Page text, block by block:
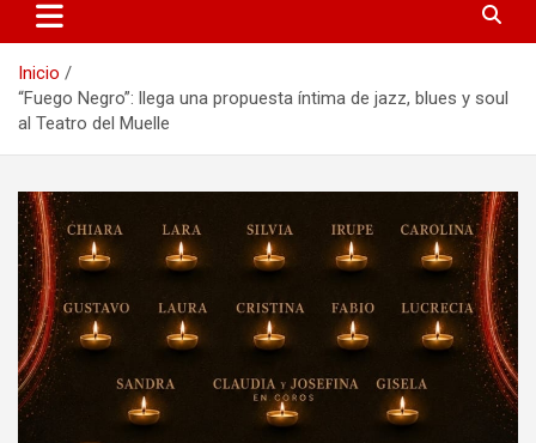
Inicio
“Fuego Negro”: llega una propuesta íntima de jazz, blues y soul
al Teatro del Muelle